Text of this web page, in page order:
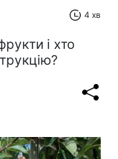
4 хв
і хто